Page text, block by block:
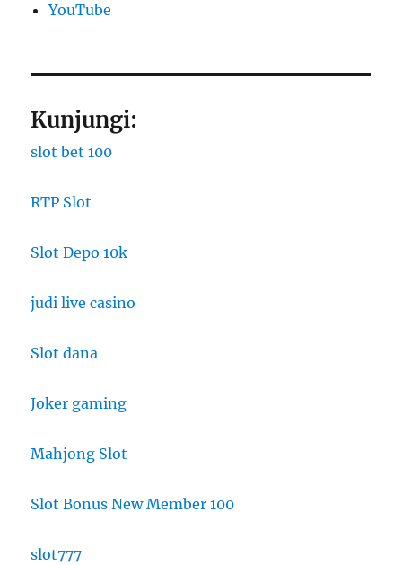
YouTube
Kunjungi:
slot bet 100
RTP Slot
Slot Depo 10k
judi live casino
Slot dana
Joker gaming
Mahjong Slot
Slot Bonus New Member 100
slot777